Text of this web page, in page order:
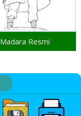
Madara Resmi